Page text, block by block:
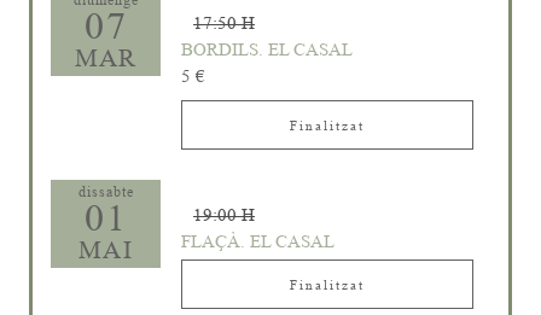
07
MAR
17:50 H
BORDILS. EL CASAL
5 €
Finalitzat
dissabte
01
MAI
19:00 H
FLAÇÀ. EL CASAL
Finalitzat